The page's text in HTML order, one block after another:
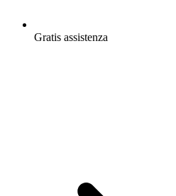
Gratis assistenza